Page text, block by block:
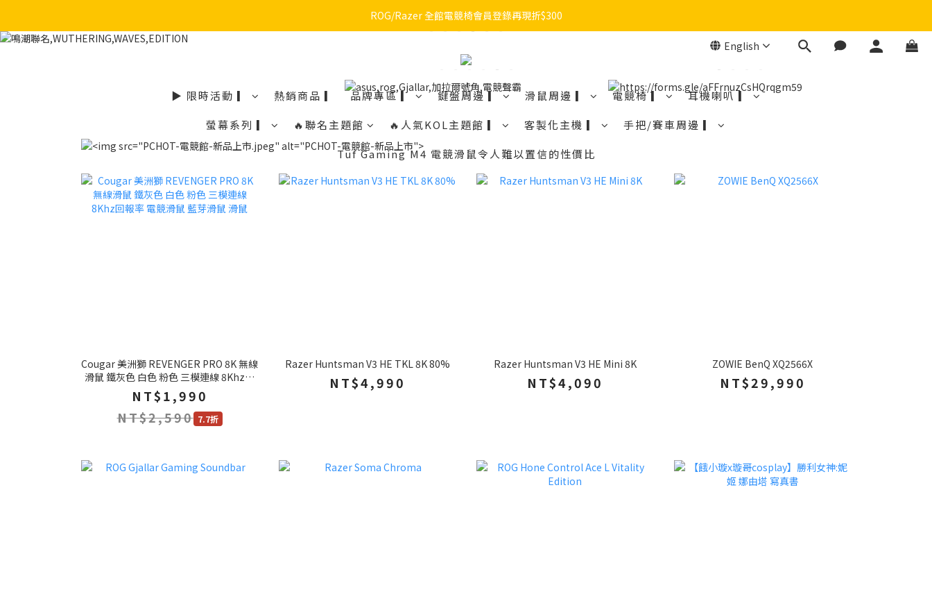
🔥品牌限定滿額折🔥ROG周邊滿1500折100 / 2500折200 / 3000折300
ROG/Razer 全館電競椅會員登錄再現折$300
English
▶ 限時活動 ▎ 熱銷商品 ▎ 品牌專區 ▎ 鍵盤周邊 ▎ 滑鼠周邊 ▎ 電競椅 ▎
耳機喇叭 ▎
螢幕系列 ▎
🔥聯名主題館 🔥人氣KOL主題館 ▎ 客製化主機 ▎
手把/賽車周邊 ▎
Tuf Gaming M4 電競滑鼠令人難以置信的性價比
Cougar 美洲獅 REVENGER PRO 8K 無線
滑鼠 鐵灰色 白色 粉色 三模連線 8Khz回
報率 電競滑鼠 藍芽滑鼠 滑鼠
NT$1,990
NT$2,590 7.7折
Razer Huntsman V3 HE TKL 8K 80%
NT$4,990
Razer Huntsman V3 HE Mini 8K
NT$4,090
ZOWIE BenQ XQ2566X
NT$29,990